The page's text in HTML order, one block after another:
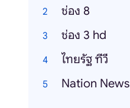
ช่อง 8
ช่อง 3 hd
ไทยรัฐ ทีวี
Nation News